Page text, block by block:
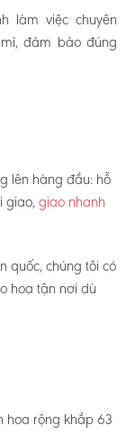
làm việc chuyên
đảm bảo đúng
lên hàng đầu: hỗ
giao,giao nhanh
quốc, chúng tôi có
hoa tận nơi dù
hoa rộng khắp 63